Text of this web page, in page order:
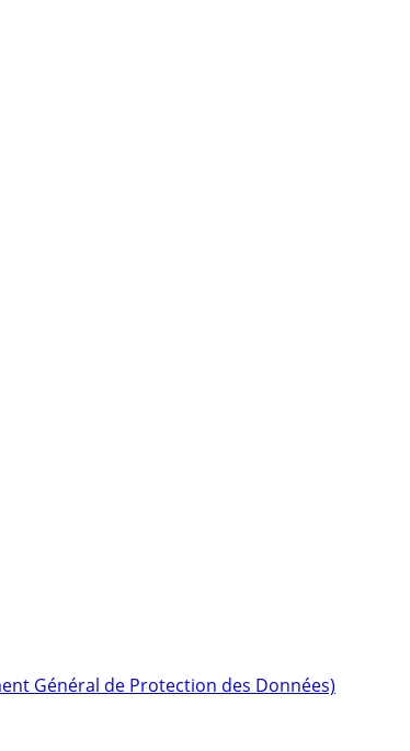
Général de Protection des Données)